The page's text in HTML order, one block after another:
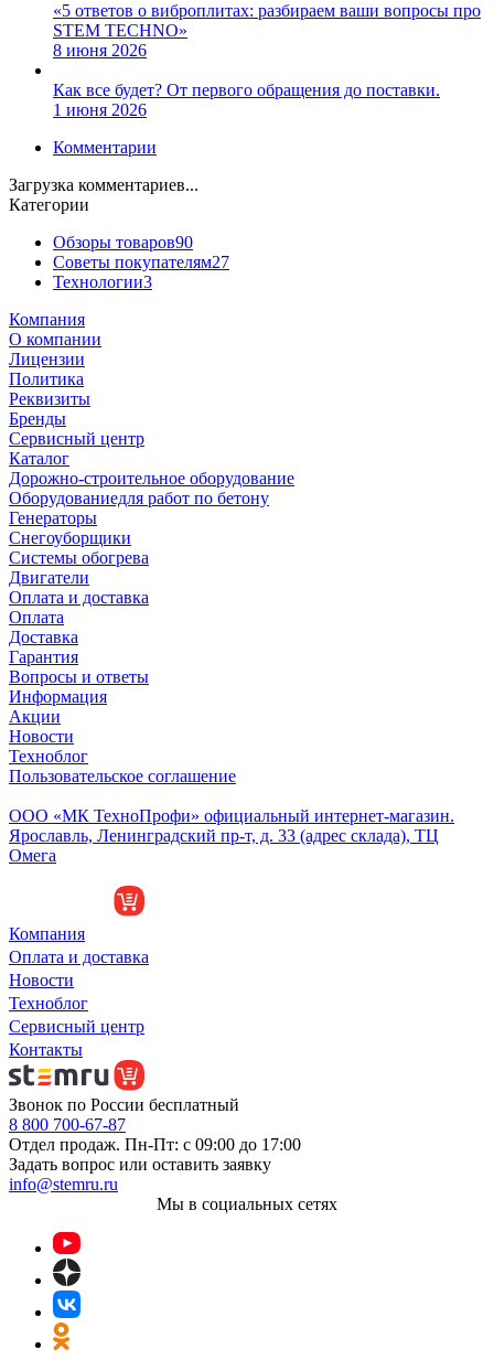
«5 ответов о виброплитах: разбираем ваши вопросы про
STEM TECHNO»
8 июня 2026
Как все будет? От первого обращения до поставки.
1 июня 2026
Комментарии
Загрузка комментариев...
Категории
Обзоры товаров90
Советы покупателям27
Технологии3
Компания
О компании
Лицензии
Политика
Реквизиты
Бренды
Сервисный центр
Каталог
Дорожно-строительное оборудование
Оборудованиедля работ по бетону
Генераторы
Снегоуборщики
Системы обогрева
Двигатели
Оплата и доставка
Оплата
Доставка
Гарантия
Вопросы и ответы
Информация
Акции
Новости
Техноблог
Пользовательское соглашение
ООО «МК ТехноПрофи» официальный интернет-магазин.
Ярославль, Ленинградский пр-т, д. 33 (адрес склада), ТЦ
Омега
Компания
Оплата и доставка
Новости
Техноблог
Сервисный центр
Контакты
Звонок по России бесплатный
8 800 700-67-87
Отдел продаж. Пн-Пт: с 09:00 до 17:00
Задать вопрос или оставить заявку
info@stemru.ru
Мы в социальных сетях